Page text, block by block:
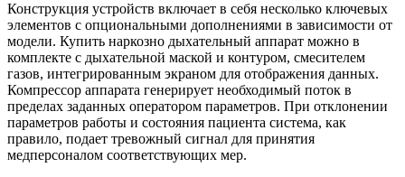
Конструкция устройств включает в себя несколько ключевых
элементов с опциональными дополнениями в зависимости от
модели. Купить наркозно дыхательный аппарат можно в
комплекте с дыхательной маской и контуром, смесителем
газов, интегрированным экраном для отображения данных.
Компрессор аппарата генерирует необходимый поток в
пределах заданных оператором параметров. При отклонении
параметров работы и состояния пациента система, как
правило, подает тревожный сигнал для принятия
медперсоналом соответствующих мер.